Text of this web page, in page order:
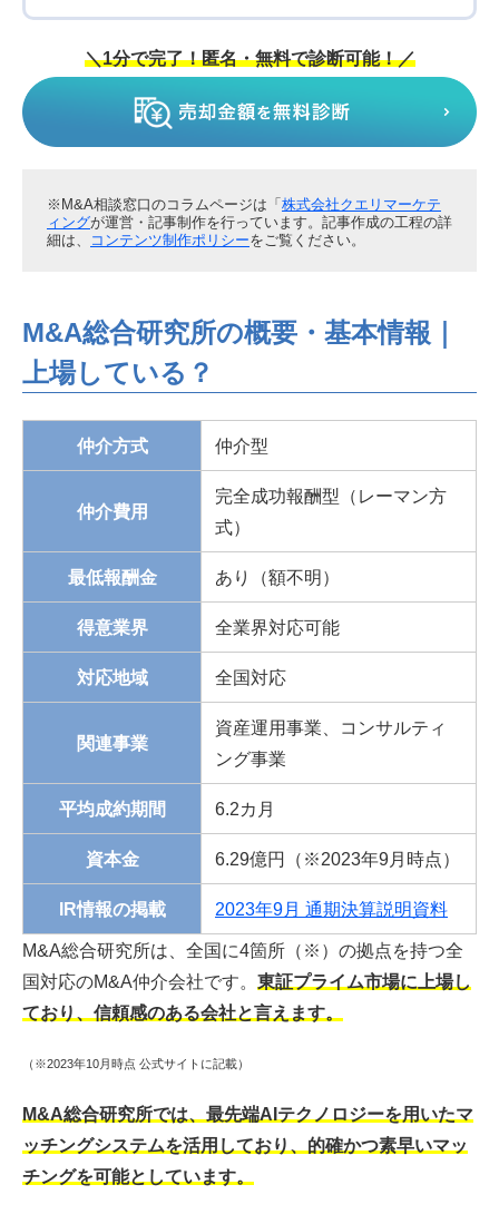
＼1分で完了！匿名・無料で診断可能！／
※M&A相談窓口のコラムページは「 株式会社クエリマーケテ
ィングが運営・記事制作を行っています。記事作成の工程の詳
細は、
コンテンツ制作ポリシーをご覧ください。
M&A総合研究所の概要・基本情報｜
上場している？
仲介方式 仲介型
仲介費用
完全成功報酬型（レーマン方
式）
最低報酬金 あり（額不明）
得意業界 全業界対応可能
対応地域 全国対応
関連事業
資産運用事業、コンサルティ
ング事業
平均成約期間 6.2カ月
資本金 6.29億円（※2023年9月時点）
IR情報の掲載 2023年9月 通期決算説明資料
M&A総合研究所は、全国に4箇所（※）の拠点を持つ全
国対応のM&A仲介会社です。 東証プライム市場に上場し
ており、信頼感のある会社と言えます。
（※2023年10月時点 公式サイトに記載）
M&A総合研究所では、最先端AIテクノロジーを用いたマ
ッチングシステムを活用しており、的確かつ素早いマッ
チングを可能としています。